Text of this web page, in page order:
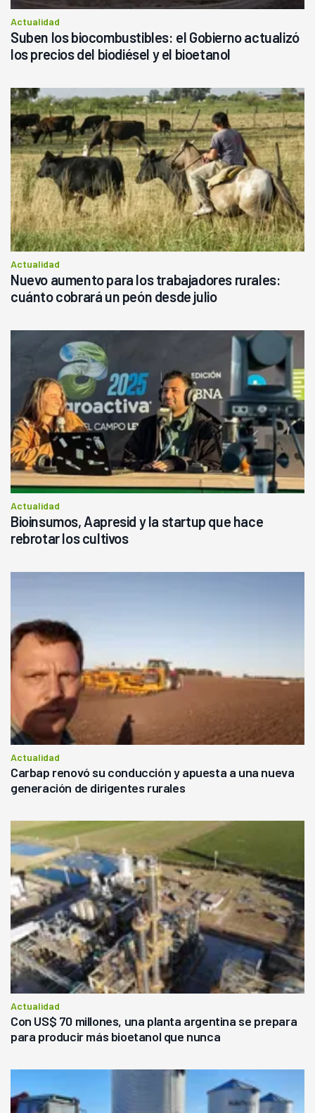
Actualidad
Suben los biocombustibles: el Gobierno actualizó
los precios del biodiésel y el bioetanol
Actualidad
Nuevo aumento para los trabajadores rurales:
cuánto cobrará un peón desde julio
Actualidad
Bioinsumos, Aapresid y la startup que hace
rebrotar los cultivos
Actualidad
Carbap renovó su conducción y apuesta a una nueva
generación de dirigentes rurales
Actualidad
Con US$ 70 millones, una planta argentina se prepara
para producir más bioetanol que nunca